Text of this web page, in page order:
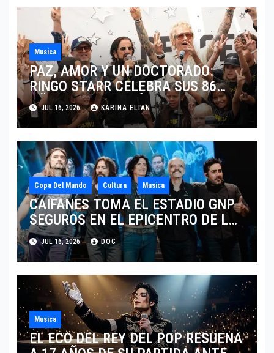
Musica
PAZ, AMOR Y UN DOCTORADO:
RINGO STARR CELEBRA SUS 86
AÑOS CON LOS MÁXIMOS
HONORES DE LIVERPOOL
JUL 16, 2026 KARINA ELIAN
Copa Del Mundo Cultura Musica
CAIFANES TOMA EL ESTADIO GNP
SEGUROS EN EL EPICENTRO DE LA
IDENTIDAD MEXICANA
JUL 16, 2026 DOC
Musica
EL ECO DEL REY DEL POP RESUENA